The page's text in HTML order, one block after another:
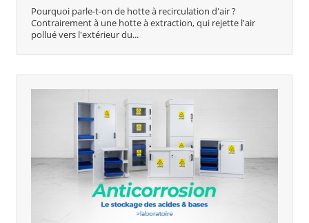
Pourquoi parle-t-on de hotte à recirculation d'air ?
Contrairement à une hotte à extraction, qui rejette l'air
pollué vers l'extérieur du...